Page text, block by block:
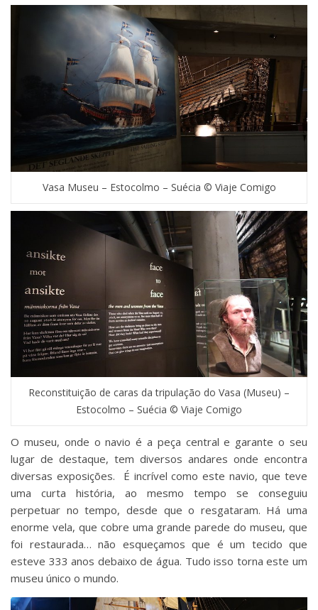
Vasa Museu – Estocolmo – Suécia © Viaje Comigo
Reconstituição de caras da tripulação do Vasa (Museu) –
Estocolmo – Suécia © Viaje Comigo
O museu, onde o navio é a peça central e garante o seu
lugar de destaque, tem diversos andares onde encontra
diversas exposições. É incrível como este navio, que teve
uma curta história, ao mesmo tempo se conseguiu
perpetuar no tempo, desde que o resgataram. Há uma
enorme vela, que cobre uma grande parede do museu, que
foi restaurada… não esqueçamos que é um tecido que
esteve 333 anos debaixo de água. Tudo isso torna este um
museu único o mundo.